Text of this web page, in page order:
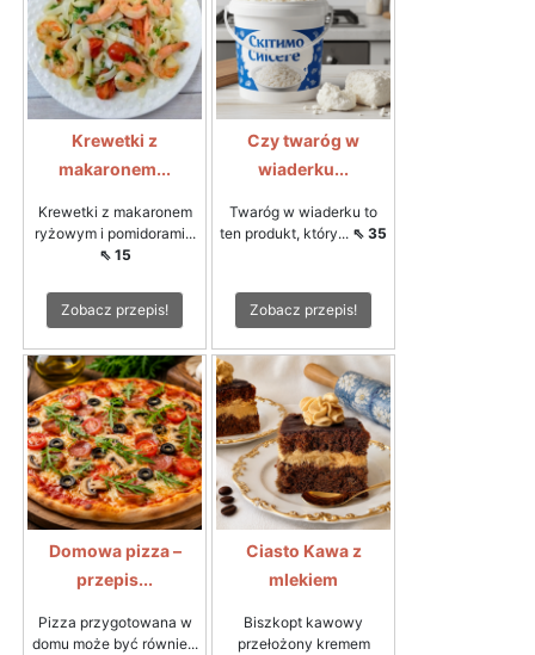
Krewetki z
makaronem...
Krewetki z makaronem
ryżowym i pomidorami...
⇖ 15
Zobacz przepis!
Czy twaróg w
wiaderku...
Twaróg w wiaderku to
ten produkt, który... ⇖ 35
Zobacz przepis!
Domowa pizza –
przepis...
Pizza przygotowana w
domu może być równie...
Ciasto Kawa z
mlekiem
Biszkopt kawowy
przełożony kremem